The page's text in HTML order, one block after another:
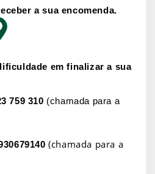
a sua encomenda.
em finalizar a sua
759 310 (chamada para a
(chamada para a